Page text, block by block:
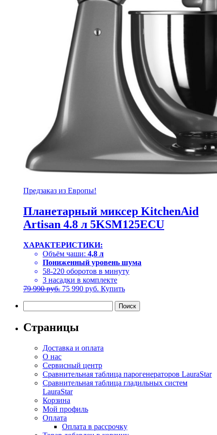
Предзаказ из Европы!
Планетарный миксер KitchenAid
Artisan 4.8 л 5KSM125ECU
ХАРАКТЕРИСТИКИ:
Объём чаши: 4,8 л
Пониженный уровень шума
58-220 оборотов в минуту
3 насадки в комплекте
79 990руб. Первоначальная
75 990 руб. Текущая
Купить
Страницы
Доставка и оплата
О нас
Сервисный центр
Сравнительная таблица парогенераторов LauraStar
Сравнительная таблица гладильных систем
LauraStar
Корзина
Мой профиль
Оплата
Оплата в рассрочку